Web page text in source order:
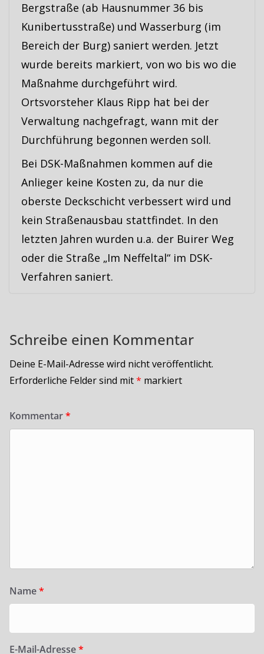
Bergstraße (ab Hausnummer 36 bis
Kunibertusstraße) und Wasserburg (im
Bereich der Burg) saniert werden. Jetzt
wurde bereits markiert, von wo bis wo die
Maßnahme durchgeführt wird.
Ortsvorsteher Klaus Ripp hat bei der
Verwaltung nachgefragt, wann mit der
Durchführung begonnen werden soll.
Bei DSK-Maßnahmen kommen auf die
Anlieger keine Kosten zu, da nur die
oberste Deckschicht verbessert wird und
kein Straßenausbau stattfindet. In den
letzten Jahren wurden u.a. der Buirer Weg
oder die Straße „Im Neffeltal“ im DSK-
Verfahren saniert.
Schreibe einen Kommentar
Deine E-Mail-Adresse wird nicht veröffentlicht.
Erforderliche Felder sind mit* markiert
Kommentar*
Name*
E-Mail-Adresse*